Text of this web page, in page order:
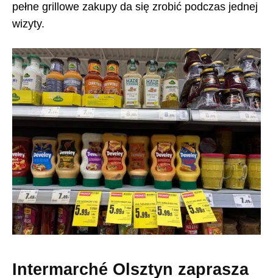
pełne grillowe zakupy da się zrobić podczas jednej
wizyty.
Intermarché Olsztyn zaprasza